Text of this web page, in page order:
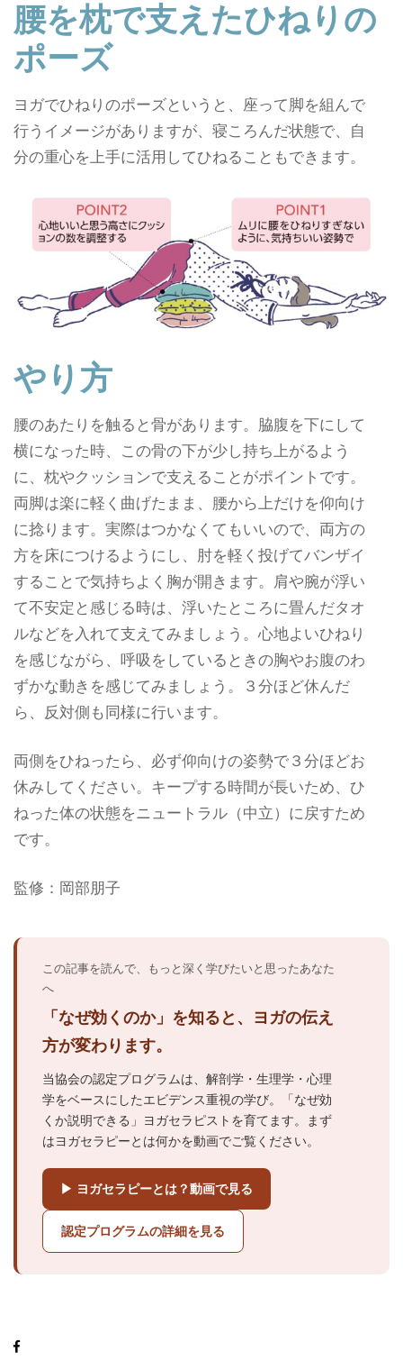
腰を枕で支えたひねりの
ポーズ
ヨガでひねりのポーズというと、座って脚を組んで
行うイメージがありますが、寝ころんだ状態で、自
分の重心を上手に活用してひねることもできます。
やり方
腰のあたりを触ると骨があります。脇腹を下にして
横になった時、この骨の下が少し持ち上がるよう
に、枕やクッションで支えることがポイントです。
両脚は楽に軽く曲げたまま、腰から上だけを仰向け
に捻ります。実際はつかなくてもいいので、両方の
方を床につけるようにし、肘を軽く投げてバンザイ
することで気持ちよく胸が開きます。肩や腕が浮い
て不安定と感じる時は、浮いたところに畳んだタオ
ルなどを入れて支えてみましょう。心地よいひねり
を感じながら、呼吸をしているときの胸やお腹のわ
ずかな動きを感じてみましょう。３分ほど休んだ
ら、反対側も同様に行います。
両側をひねったら、必ず仰向けの姿勢で３分ほどお
休みしてください。キープする時間が長いため、ひ
ねった体の状態をニュートラル（中立）に戻すため
です。
監修：岡部朋子
この記事を読んで、もっと深く学びたいと思ったあなた
へ
「なぜ効くのか」を知ると、ヨガの伝え
方が変わります。
当協会の認定プログラムは、解剖学・生理学・心理
学をベースにしたエビデンス重視の学び。「なぜ効
くか説明できる」ヨガセラピストを育てます。まず
はヨガセラピーとは何かを動画でご覧ください。
▶ ヨガセラピーとは？動画で見る
認定プログラムの詳細を見る